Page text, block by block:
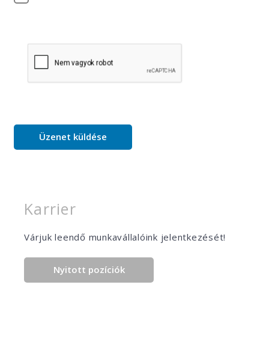
Karrier
Várjuk leendő munkavállalóink jelentkezését!
Nyitott pozíciók